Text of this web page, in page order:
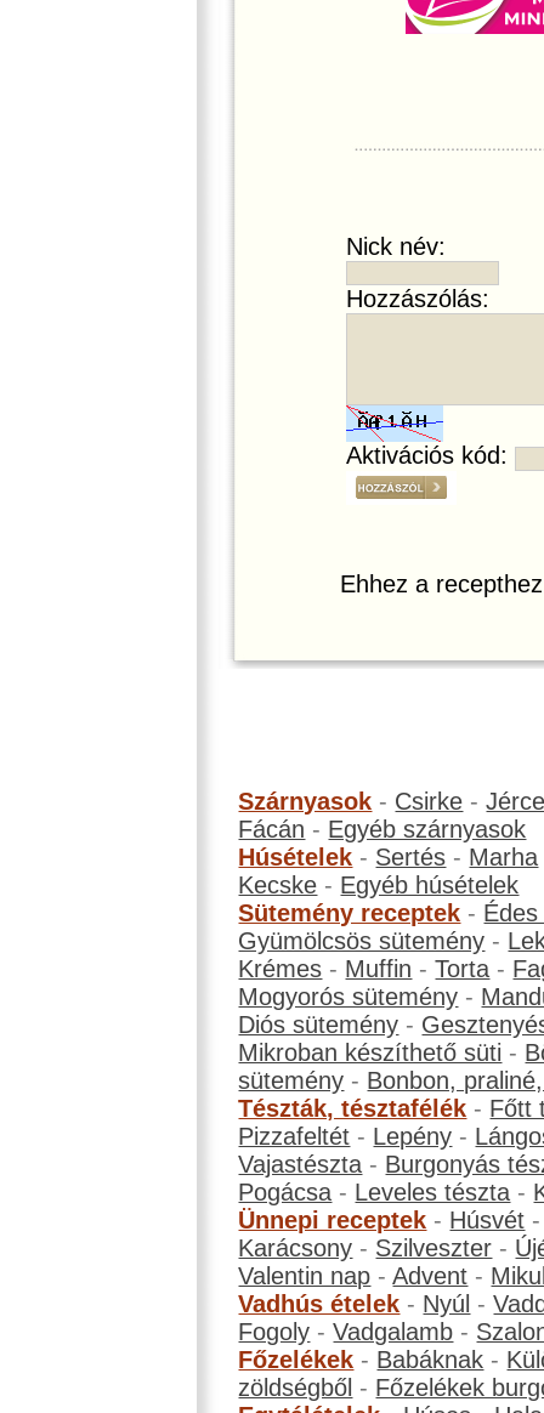
Nick név:
Hozzászólás:
Aktivációs kód:
Ehhez a
Szárnyasok - Csirke -
Fácán - Egyéb szárnyasok
Húsételek - Sertés - Marha
Kecske - Egyéb húsételek
Sütemény receptek -
Gyümölcsös sütemény -
Krémes - Muffin -Torta -
Mogyorós sütemény -
Diós sütemény -
Mikroban készíthető süti -
sütemény - Bonbon,
Tészták, tésztafélék - Főtt
Pizzafeltét - Lepény -
Vajastészta - Burgonyás
Pogácsa - Leveles tészta -
Ünnepi receptek - Húsvét
Karácsony - Szilveszter -
Valentin nap -Advent -
Vadhús ételek - Nyúl -
Fogoly -Vadgalamb -
Főzelékek - Babáknak -
zöldségből - Főzelékek